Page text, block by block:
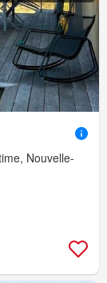
Nouvelle-